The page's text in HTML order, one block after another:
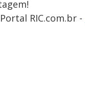
RIC.com.br -